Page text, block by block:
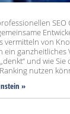
SEO
vermitteln von
ein ganzheitliches
und wie Sie
nutzen
»